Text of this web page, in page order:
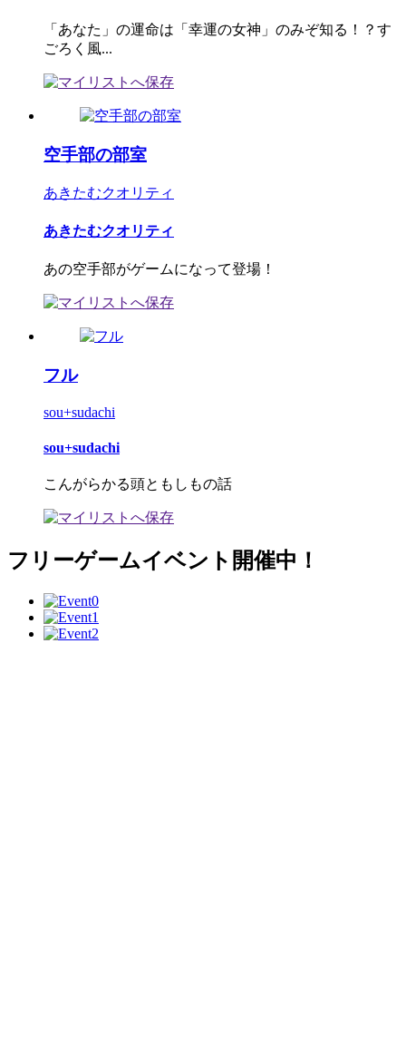
「あなた」の運命は「幸運の女神」のみぞ知る！？す
ごろく風...
空手部の部室
あきたむクオリティ
あきたむクオリティ
あの空手部がゲームになって登場！
フル
sou+sudachi
sou+sudachi
こんがらかる頭ともしもの話
フリーゲームイベント開催中！